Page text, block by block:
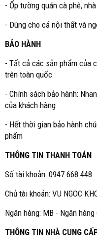
- Ốp tường quán cà phê,
- Dùng cho cả nội thất và
BẢO HÀNH
- Tất cả các sản phẩm của
trên toàn quốc
- Chính sách bảo hành:
của khách hàng
- Hết thời gian bảo hành
phẩm
THÔNG TIN THANH TOÁN
Số tài khoản: 0947 668 448
Chủ tài khoản: VU NGOC
Ngân hàng: MB - Ngân
THÔNG TIN NHÀ CUNG